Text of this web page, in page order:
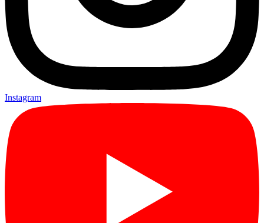
Instagram